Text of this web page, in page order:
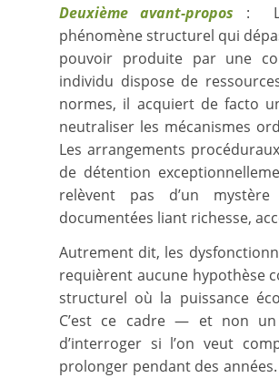
Deuxième avant-propos :
phénomène structurel qui
pouvoir produite par une
individu dispose de
normes, il acquiert de facto
neutraliser les mécanismes
Les arrangements
de détention
relèvent pas d’un
documentées liant richesse,
Autrement dit, les
requièrent aucune hypothèse
structurel où la puissance
C’est ce cadre — et non
d’interroger si l’on veut
prolonger pendant des